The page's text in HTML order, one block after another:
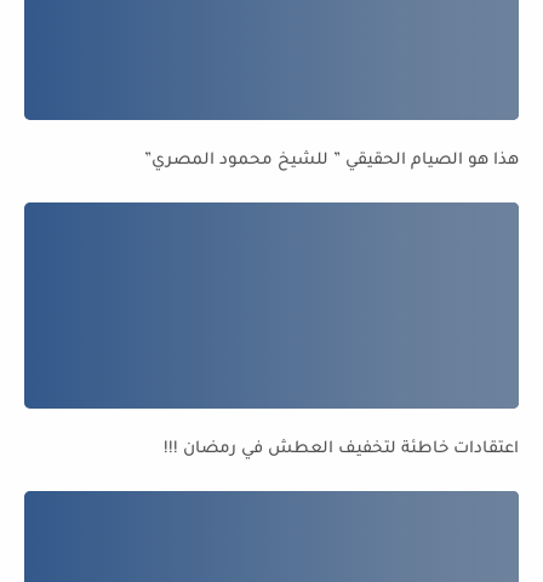
هذا هو الصيام الحقيقي ” للشيخ محمود المصري”
اعتقادات خاطئة لتخفيف العطش في رمضان !!!